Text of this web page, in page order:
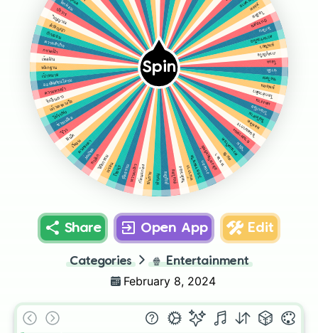
Spin ข่าวดี
ขอโทษ
มูฟออน
โลกส่วนตัว
แต่งงาน
ไกล่เกลี่ย
มือที่สาม
ผลผลิต
จินตนาการ
ยานพาหนะ
ริเริ่ม
ความเครียด
สมาธิ
หาเวลา
อสังหาริมทรัพย์
งานงอก
ภัยธรรมชาติ
หน้ากาก
รัดตัวเอง
คุณไสย
สูญเสีย
ทำบุญ
ฝันร้าย
กลั่นแกล้ง
หวาดกลัว
ยุติธรรม
เรียนรู้
เร่ร่อน
พิธีกรรม
กับดัก
หุ่นเชิด
ดวงชะตา
เพื่อน
ฝันดี
รีวิว
ช่วยเหลือ
ไม่รับฟัง
แก้วตาดวงใจ
รักยืนยาว
ความทรงจำ
ออฟฟิศซินโดรม
เป้าหมาย
หลักฐาน
เพ้อฝัน
กรวดน้ำ
ความสำเร็จ
เก็บออม
คำสัญญา
วิญญาณ
บริวาร
พักผ่อน
ทุ่มเท
ไอเดีย
บำเรอสุข
หักดิบ
ความร่วมมือ
ฉุนเฉียว
ภาคภูมิใจ
โอเค
Share Open App Edit
Categories 🍿 Entertainment
February 8, 2024